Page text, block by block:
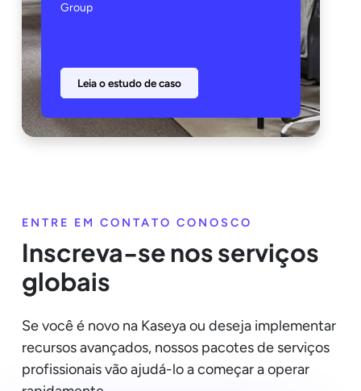
Group
Leia o estudo de caso
ENTRE EM CONTATO CONOSCO
Inscreva-se nos serviços
globais
Se você é novo na Kaseya ou deseja implementar
recursos avançados, nossos pacotes de serviços
profissionais vão ajudá-lo a começar a operar